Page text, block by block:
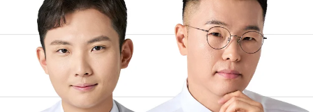
해커스의 선생님들의
강의력이 너무 좋았어요.
덕분에 노베이스로
합격할 수 있었습니다.
해커스의 선생님들이
직접 답안을 봐주시고
피드백 해주셔서 합격할
수 있었습니다.